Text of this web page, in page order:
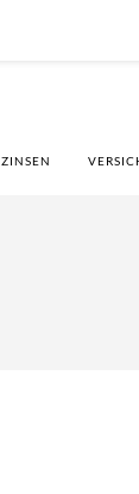
ZINSEN